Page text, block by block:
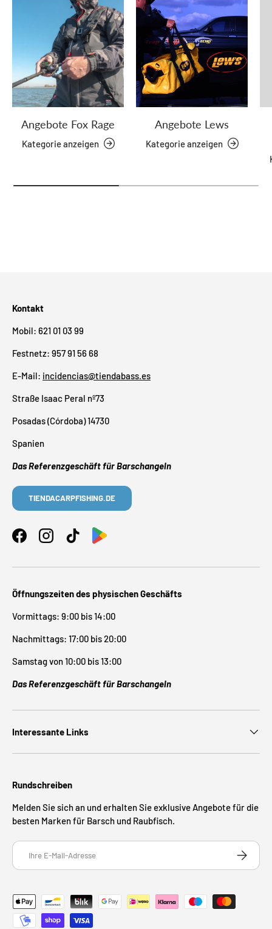
Angebote Fox Rage
Kategorie anzeigen
Angebote Lews
Kategorie anzeigen
Kontakt
Mobil: 621 01 03 99
Festnetz: 957 91 56 68
E-Mail: incidencias@tiendabass.es
Straße Isaac Peral nº73
Posadas (Córdoba) 14730
Spanien
Das Referenzgeschäft für Barschangeln
TIENDACARPFISHING.DE
FacebookInstagramTikTok
Öffnungszeiten des physischen Geschäfts
Vormittags: 9:00 bis 14:00
Nachmittags: 17:00 bis 20:00
Samstag von 10:00 bis 13:00
Das Referenzgeschäft für Barschangeln
Interessante Links
Rundschreiben
Melden Sie sich an und erhalten Sie exklusive Angebote für die
besten Marken für Barsch und Raubfisch.
E-Mail
Zahlungsmethoden